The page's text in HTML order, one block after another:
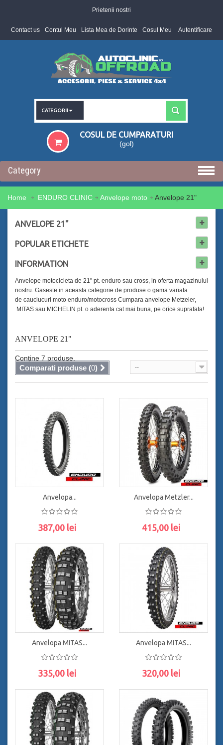
Prietenii nostri
Contact us Contul Meu Lista Mea de Dorinte Cosul Meu Autentificare
CATEGORII
COSUL DE CUMPARATURI
(gol)
Category
Home ENDURO CLINIC Anvelope moto Anvelope 21"
ANVELOPE 21"
POPULAR ETICHETE
INFORMATION
Anvelope motocicleta de 21" pt. enduro sau cross, in oferta magazinului
nostru. Gaseste in aceasta categorie de produse o gama variata
de cauciucuri moto enduro/motocross Cumpara anvelope Metzeler,
MITAS sau MICHELIN pt. o aderenta cat mai buna, pe orice suprafata!
ANVELOPE 21"
Conține 7 produse.
--
Comparati produse (0)
Anvelopa...
387,00 lei
ADAUGĂ ÎN COŞ
Anvelopa Metzler...
415,00 lei
ADAUGĂ ÎN COŞ
Anvelopa MITAS...
335,00 lei
ADAUGĂ ÎN COŞ
Anvelopa MITAS...
320,00 lei
ADAUGĂ ÎN COŞ